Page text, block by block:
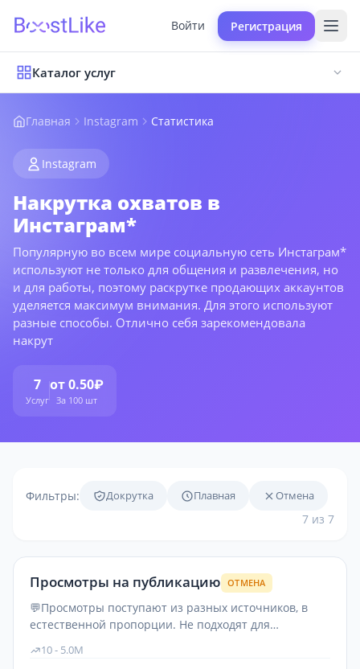
Войти Регистрация
Каталог услуг
Главная Instagram Статистика
Instagram
Накрутка охватов в
Инстаграм*
Популярную во всем мире социальную сеть Инстаграм*
используют не только для общения и развлечения, но
и для работы, поэтому раскрутке продающих аккаунтов
уделяется максимум внимания. Для этого используют
разные способы. Отлично себя зарекомендовала
накрут
7
Услуг
от 0.50₽
За 100 шт
Фильтры: Докрутка Плавная Отмена
7 из 7
Просмотры на публикацию ОТМЕНА
💬Просмотры поступают из разных источников, в
естественной пропорции. Не подходят для
10 - 5.0M